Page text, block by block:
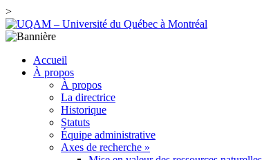
>
Accueil
À propos
À propos
La directrice
Historique
Statuts
Équipe administrative
Axes de recherche »